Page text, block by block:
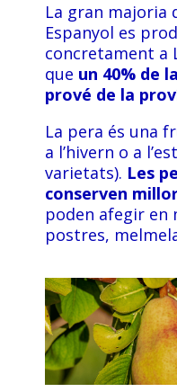
La gran majoria
Espanyol es
concretament a
que un 40% de
prové de la
La pera és una
a l’hivern o a
varietats). Les
conserven
poden afegir en
postres,